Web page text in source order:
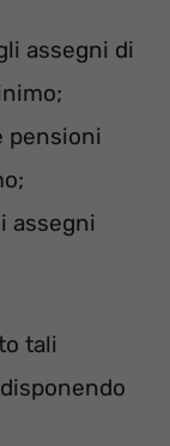
assegni di
pensioni
assegni
tali